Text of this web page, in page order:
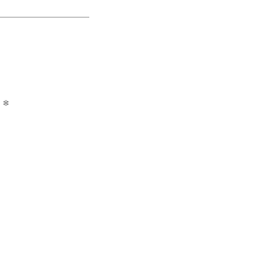
*